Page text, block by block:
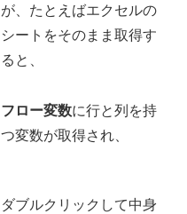
が、たとえばエクセルの
シートをそのまま取得す
ると、
フロー変数に行と列を持
つ変数が取得され、
ダブルクリックして中身